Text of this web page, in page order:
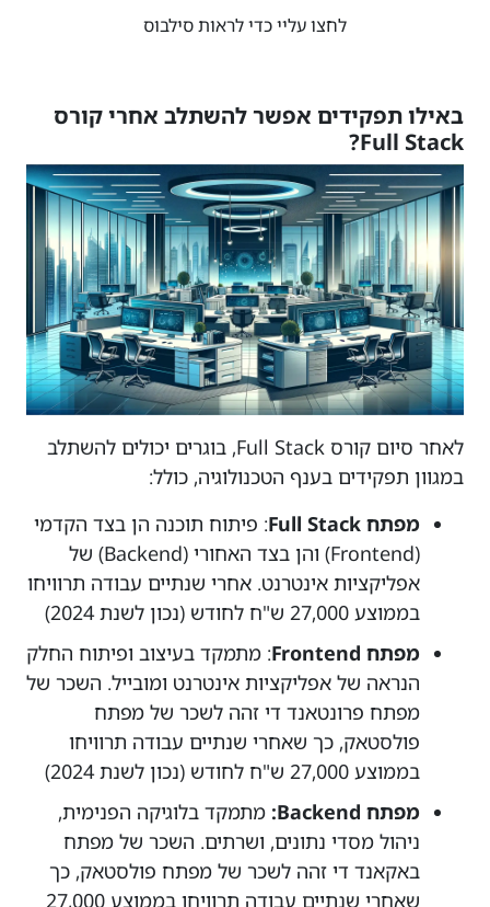
לחצו עליי כדי לראות סילבוס
באילו תפקידים אפשר להשתלב אחרי קורס
Full Stack?
לאחר סיום קורס Full Stack, בוגרים יכולים להשתלב
במגוון תפקידים בענף הטכנולוגיה, כולל:
מפתח Full Stack
: פיתוח תוכנה הן בצד הקדמי
(Frontend) והן בצד האחורי (Backend) של
אפליקציות אינטרנט. אחרי שנתיים עבודה תרוויחו
בממוצע 27,000 ש"ח לחודש (נכון לשנת 2024)
מפתח Frontend
: מתמקד בעיצוב ופיתוח החלק
הנראה של אפליקציות אינטרנט ומובייל. השכר של
מפתח פרונטאנד די זהה לשכר של מפתח
פולסטאק, כך שאחרי שנתיים עבודה תרוויחו
בממוצע 27,000 ש"ח לחודש (נכון לשנת 2024)
מפתח Backend:
מתמקד בלוגיקה הפנימית,
ניהול מסדי נתונים, ושרתים. השכר של מפתח
באקאנד די זהה לשכר של מפתח פולסטאק, כך
שאחרי שנתיים עבודה תרוויחו בממוצע 27,000